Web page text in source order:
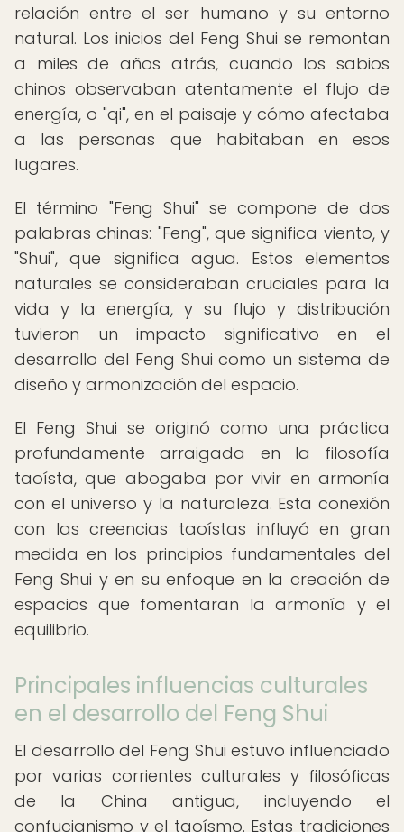
relación entre el ser humano y su entorno
natural. Los inicios del Feng Shui se remontan
a miles de años atrás, cuando los sabios
chinos observaban atentamente el flujo de
energía, o "qi", en el paisaje y cómo afectaba
a las personas que habitaban en esos
lugares.
El término "Feng Shui" se compone de dos
palabras chinas: "Feng", que significa viento, y
"Shui", que significa agua. Estos elementos
naturales se consideraban cruciales para la
vida y la energía, y su flujo y distribución
tuvieron un impacto significativo en el
desarrollo del Feng Shui como un sistema de
diseño y armonización del espacio.
El Feng Shui se originó como una práctica
profundamente arraigada en la filosofía
taoísta, que abogaba por vivir en armonía
con el universo y la naturaleza. Esta conexión
con las creencias taoístas influyó en gran
medida en los principios fundamentales del
Feng Shui y en su enfoque en la creación de
espacios que fomentaran la armonía y el
equilibrio.
Principales influencias culturales
en el desarrollo del Feng Shui
El desarrollo del Feng Shui estuvo influenciado
por varias corrientes culturales y filosóficas
de la China antigua, incluyendo el
confucianismo y el taoísmo. Estas tradiciones